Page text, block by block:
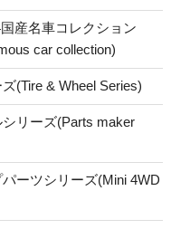
産名車コレクション
car collection)
(Tire & Wheel Series)
リーズ(Parts maker
ーツシリーズ(Mini 4WD